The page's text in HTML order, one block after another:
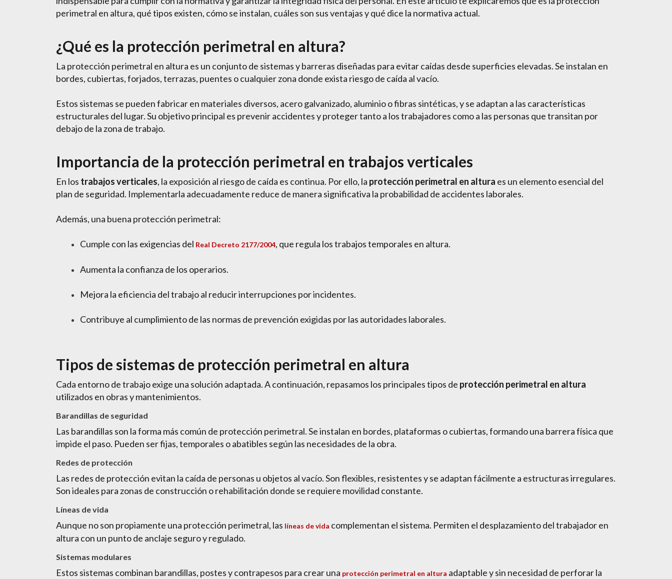
perimetral en altura, qué tipos existen, cómo se instalan, cuáles son sus ventajas y qué dice la normativa actual.
¿Qué es la protección perimetral en altura?
La protección perimetral en altura es un conjunto de sistemas y barreras diseñadas para evitar caídas desde superficies elevadas. Se instalan en
bordes, cubiertas, forjados, terrazas, puentes o cualquier zona donde exista riesgo de caída al vacío.
Estos sistemas se pueden fabricar en materiales diversos, acero galvanizado, aluminio o fibras sintéticas, y se adaptan a las características
estructurales del lugar. Su objetivo principal es prevenir accidentes y proteger tanto a los trabajadores como a las personas que transitan por
debajo de la zona de trabajo.
Importancia de la protección perimetral en trabajos verticales
En los trabajos verticales, la exposición al riesgo de caída es continua. Por ello, la protección perimetral en altura es un elemento esencial del
plan de seguridad. Implementarla adecuadamente reduce de manera significativa la probabilidad de accidentes laborales.
Además, una buena protección perimetral:
Cumple con las exigencias del Real Decreto 2177/2004, que regula los trabajos temporales en altura.
Aumenta la confianza de los operarios.
Mejora la eficiencia del trabajo al reducir interrupciones por incidentes.
Contribuye al cumplimiento de las normas de prevención exigidas por las autoridades laborales.
Tipos de sistemas de protección perimetral en altura
Cada entorno de trabajo exige una solución adaptada. A continuación, repasamos los principales tipos de protección perimetral en altura
utilizados en obras y mantenimientos.
Barandillas de seguridad
Las barandillas son la forma más común de protección perimetral. Se instalan en bordes, plataformas o cubiertas, formando una barrera física que
impide el paso. Pueden ser fijas, temporales o abatibles según las necesidades de la obra.
Redes de protección
Las redes de protección evitan la caída de personas u objetos al vacío. Son flexibles, resistentes y se adaptan fácilmente a estructuras irregulares.
Son ideales para zonas de construcción o rehabilitación donde se requiere movilidad constante.
Líneas de vida
Aunque no son propiamente una protección perimetral, las líneas de vida complementan el sistema. Permiten el desplazamiento del trabajador en
altura con un punto de anclaje seguro y regulado.
Sistemas modulares
Estos sistemas combinan barandillas, postes y contrapesos para crear una protección perimetral en altura adaptable y sin necesidad de perforar la